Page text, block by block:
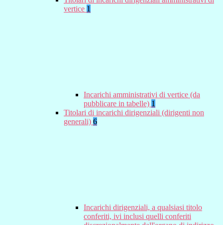
vertice 1
Incarichi amministrativi di vertice (da
pubblicare in tabelle) 1
Titolari di incarichi dirigenziali (dirigenti non
generali) 6
Incarichi dirigenziali, a qualsiasi titolo
conferiti, ivi inclusi quelli conferiti